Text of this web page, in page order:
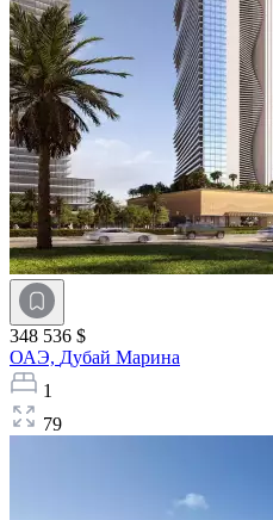
348 536 $
ОАЭ, Дубай Марина
1
79